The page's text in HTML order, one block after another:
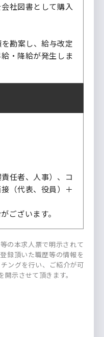
社図書として購入
勘案し、給与改定
・降給が発生しま
任者、人事）、コ
（代表、役員）＋
ございます。
の本求人票で明示されて
録頂いた職歴等の情報を
ングを行い、ご紹介が可
示させて頂きます。